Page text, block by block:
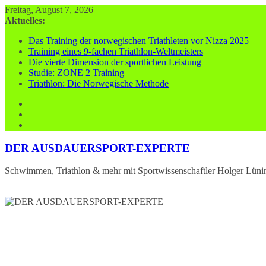
Zum
Inhalt
Freitag, August 7, 2026
Aktuelles:
Das Training der norwegischen Triathleten vor Nizza 2025
Training eines 9-fachen Triathlon-Weltmeisters
Die vierte Dimension der sportlichen Leistung
Studie: ZONE 2 Training
Triathlon: Die Norwegische Methode
DER AUSDAUERSPORT-EXPERTE
Schwimmen, Triathlon & mehr mit Sportwissenschaftler Holger